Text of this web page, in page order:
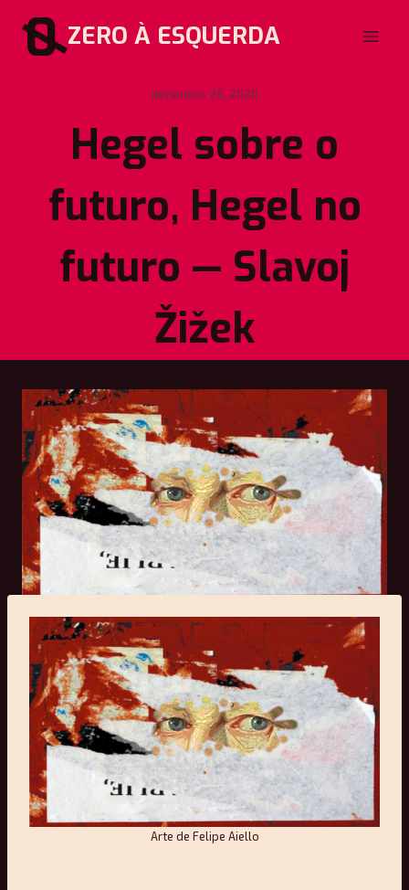
para
ZERO À ESQUERDA
dezembro 29, 2020
Hegel sobre o
futuro, Hegel no
futuro — Slavoj
Žižek
Arte de Felipe Aiello